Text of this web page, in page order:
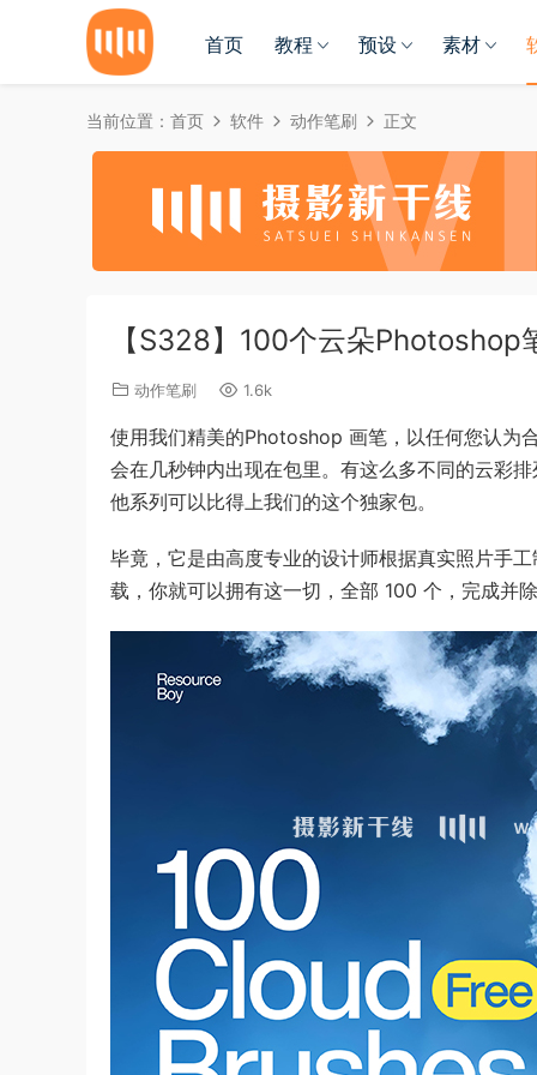
首页 教程 预设 素材
当前位置： 首页 软件 动作笔刷 正文
【S328】100个云朵Photoshop
动作笔刷 1.6k
使用我们精美的Photoshop 画笔，以任何您认为
会在几秒钟内出现在包里。有这么多不同的云彩
他系列可以比得上我们的这个独家包。
毕竟，它是由高度专业的设计师根据真实照片手
载，你就可以拥有这一切，全部 100 个，完成并